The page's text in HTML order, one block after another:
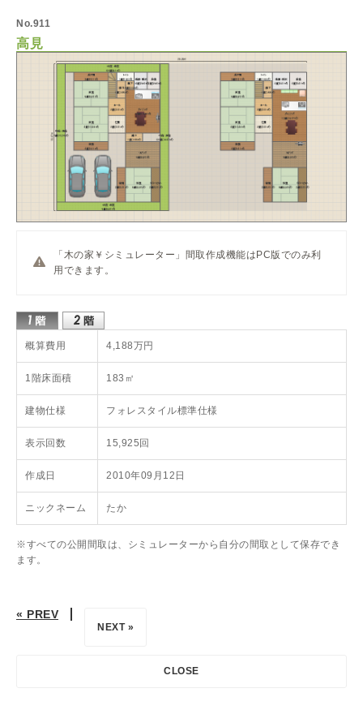
No.911
高見
「木の家￥シミュレーター」間取作成機能はPC版でのみ利
用できます。
概算費用 4,188万円
1階床面積 183㎡
建物仕様 フォレスタイル標準仕様
表示回数 15,925回
作成日 2010年09月12日
ニックネーム たか
※すべての公開間取は、シミュレーターから自分の間取として保存でき
ます。
« PREV
NEXT »
CLOSE